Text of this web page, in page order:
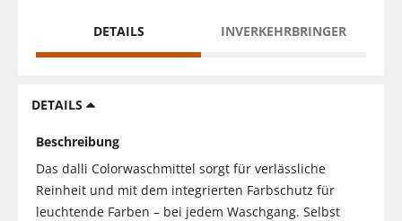
DETAILS INVERKEHRBRINGER
DETAILS
Beschreibung
Das dalli Colorwaschmittel sorgt für verlässliche
Reinheit und mit dem integrierten Farbschutz für
leuchtende Farben – bei jedem Waschgang. Selbst